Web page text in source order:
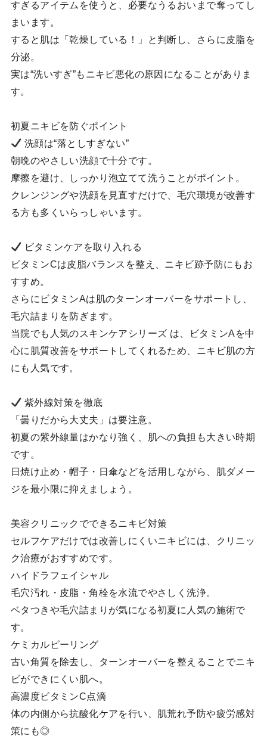
すぎるアイテムを使うと、必要なうるおいまで奪ってし
まいます。
すると肌は「乾燥している！」と判断し、さらに皮脂を
分泌。
実は“洗いすぎ”もニキビ悪化の原因になることがありま
す。
初夏ニキビを防ぐポイント
洗顔は“落としすぎない”
朝晩のやさしい洗顔で十分です。
摩擦を避け、しっかり泡立てて洗うことがポイント。
クレンジングや洗顔を見直すだけで、毛穴環境が改善す
る方も多くいらっしゃいます。
ビタミンケアを取り入れる
ビタミンCは皮脂バランスを整え、ニキビ跡予防にもお
すすめ。
さらにビタミンAは肌のターンオーバーをサポートし、
毛穴詰まりを防ぎます。
当院でも人気のスキンケアシリーズ は、ビタミンAを中
心に肌質改善をサポートしてくれるため、ニキビ肌の方
にも人気です。
紫外線対策を徹底
「曇りだから大丈夫」は要注意。
初夏の紫外線量はかなり強く、肌への負担も大きい時期
です。
日焼け止め・帽子・日傘などを活用しながら、肌ダメー
ジを最小限に抑えましょう。
美容クリニックでできるニキビ対策
セルフケアだけでは改善しにくいニキビには、クリニッ
ク治療がおすすめです。
ハイドラフェイシャル
毛穴汚れ・皮脂・角栓を水流でやさしく洗浄。
ベタつきや毛穴詰まりが気になる初夏に人気の施術で
す。
ケミカルピーリング
古い角質を除去し、ターンオーバーを整えることでニキ
ビができにくい肌へ。
高濃度ビタミンC点滴
体の内側から抗酸化ケアを行い、肌荒れ予防や疲労感対
策にも◎